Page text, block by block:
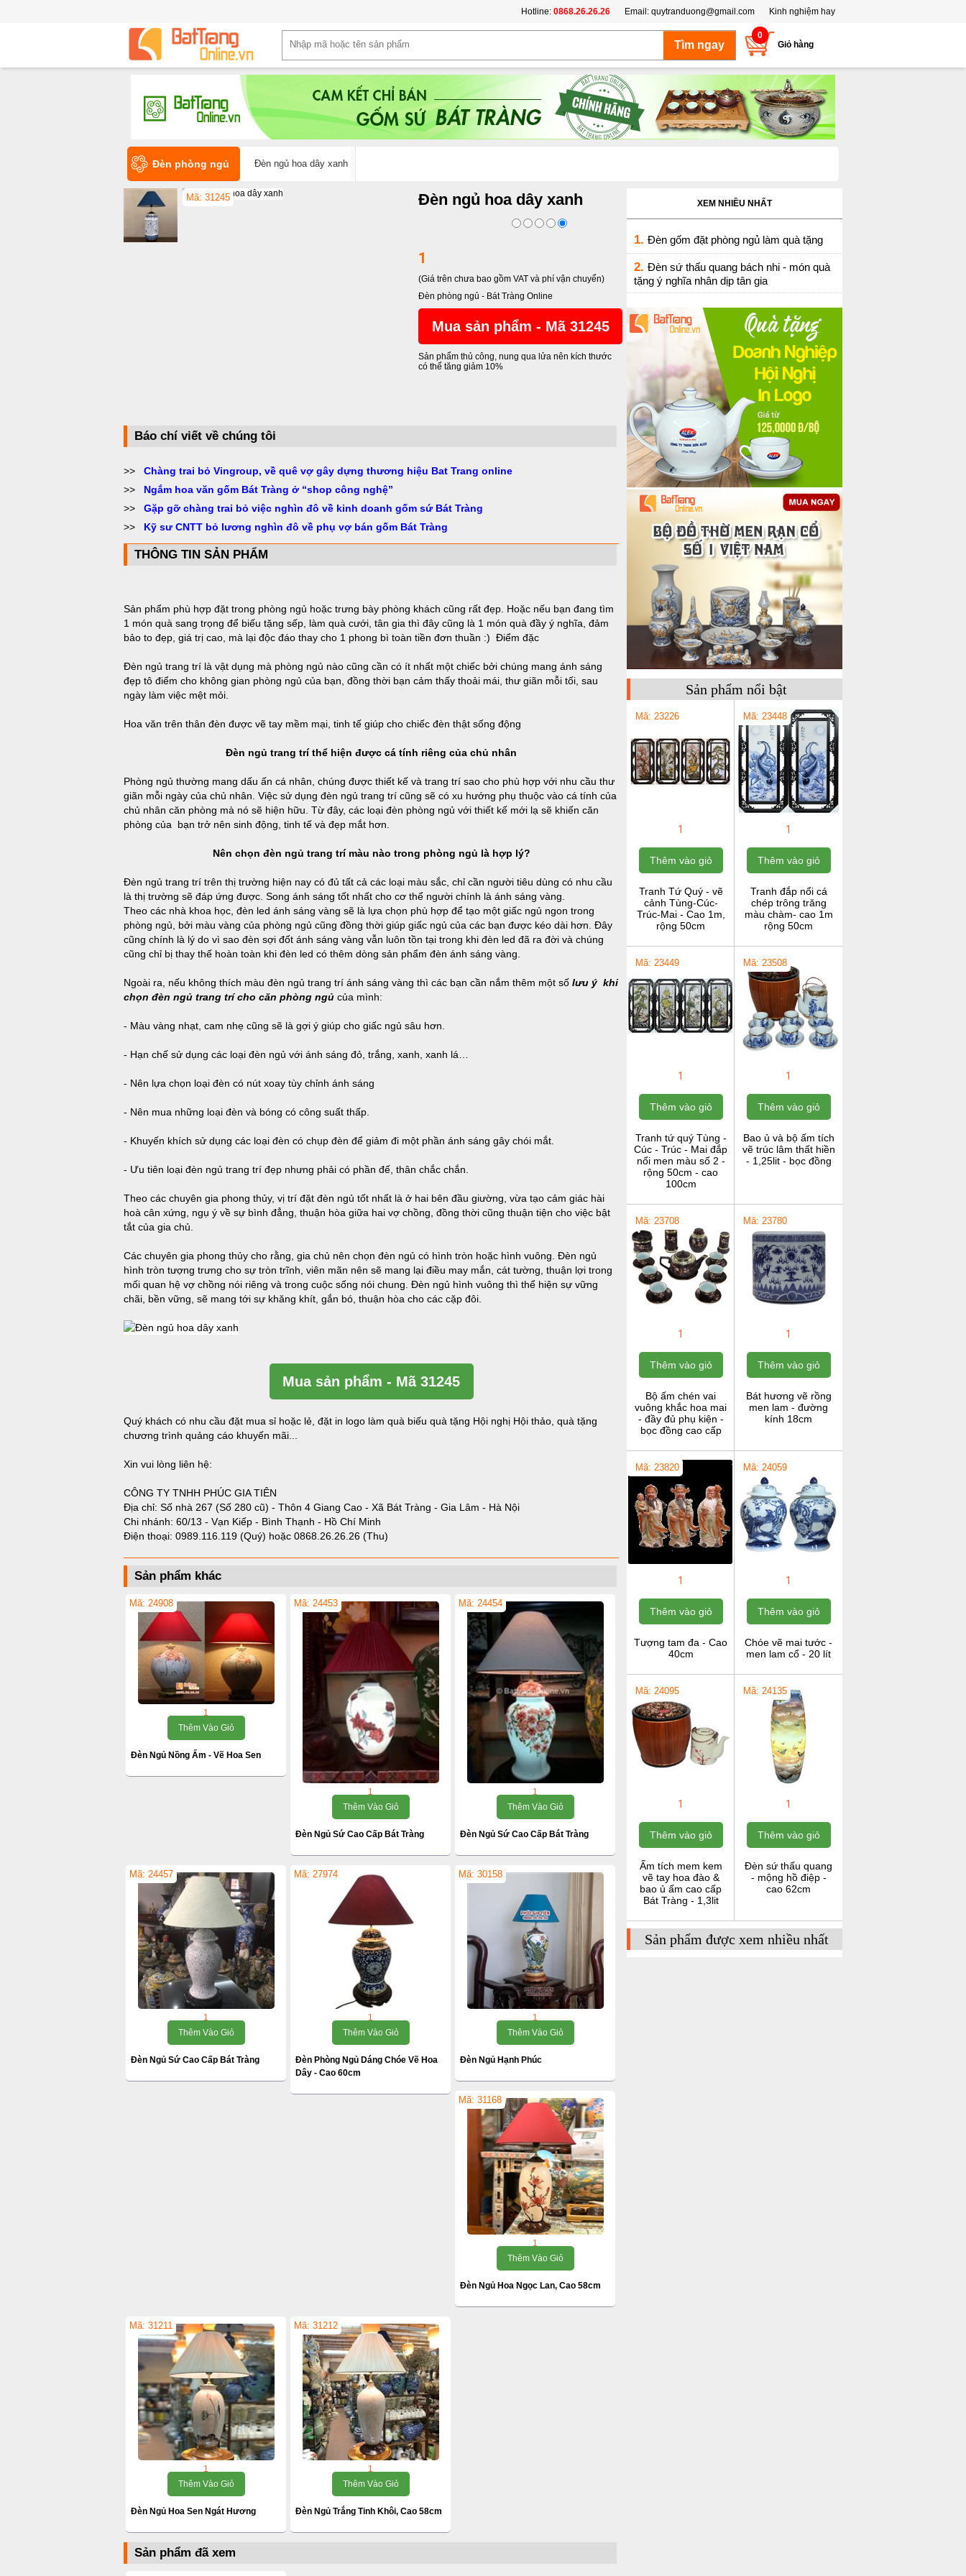
Hotline: 0868.26.26.26 Email: quytranduong@gmail.com Kinh nghiệm hay
0
Giỏ hàng
Đèn phòng ngủ Đèn ngủ hoa dây xanh
Mã: 31245 Đèn ngủ hoa dây xanh
1
(Giá trên chưa bao gồm VAT và phí vận chuyển)
Đèn phòng ngủ - Bát Tràng Online
Mua sản phẩm - Mã 31245
Sản phẩm thủ công, nung qua lửa nên kích thước
có thể tăng giảm 10%
Báo chí viết về chúng tôi
>> Chàng trai bỏ Vingroup, về quê vợ gây dựng thương hiệu Bat Trang online
>> Ngắm hoa văn gốm Bát Tràng ở “shop công nghệ”
>> Gặp gỡ chàng trai bỏ việc nghìn đô về kinh doanh gốm sứ Bát Tràng
>> Kỹ sư CNTT bỏ lương nghìn đô về phụ vợ bán gốm Bát Tràng
THÔNG TIN SẢN PHẨM
Sản phẩm phù hợp đặt trong phòng ngủ hoặc trưng bày phòng khách cũng rất đẹp. Hoặc nếu bạn đang tìm
1 món quà sang trọng để biếu tặng sếp, làm quà cưới, tân gia thì đây cũng là 1 món quà đầy ý nghĩa, đảm
bảo to đẹp, giá trị cao, mà lại độc đáo thay cho 1 phong bì toàn tiền đơn thuần :) Điểm đặc
Đèn ngủ trang trí là vật dụng mà phòng ngủ nào cũng cần có ít nhất một chiếc bởi chúng mang ánh sáng
đẹp tô điểm cho không gian phòng ngủ của bạn, đồng thời bạn cảm thấy thoải mái, thư giãn mỗi tối, sau
ngày làm việc mệt mỏi.
Hoa văn trên thân đèn được vẽ tay mềm mại, tinh tế giúp cho chiếc đèn thật sống động
Đèn ngủ trang trí thể hiện được cá tính riêng của chủ nhân
Phòng ngủ thường mang dấu ấn cá nhân, chúng được thiết kế và trang trí sao cho phù hợp với nhu cầu thư
giãn mỗi ngày của chủ nhân. Việc sử dụng đèn ngủ trang trí cũng sẽ có xu hướng phụ thuộc vào cá tính của
chủ nhân căn phòng mà nó sẽ hiện hữu. Từ đây, các loại đèn phòng ngủ với thiết kế mới lạ sẽ khiến căn
phòng của bạn trở nên sinh động, tinh tế và đẹp mắt hơn.
Nên chọn đèn ngủ trang trí màu nào trong phòng ngủ là hợp lý?
Đèn ngủ trang trí trên thị trường hiện nay có đủ tất cả các loại màu sắc, chỉ cần người tiêu dùng có nhu cầu
là thị trường sẽ đáp ứng được. Song ánh sáng tốt nhất cho cơ thể người chính là ánh sáng vàng.
Theo các nhà khoa học, đèn led ánh sáng vàng sẽ là lựa chọn phù hợp để tạo một giấc ngủ ngon trong
phòng ngủ, bởi màu vàng của phòng ngủ cũng đồng thời giúp giấc ngủ của các bạn được kéo dài hơn. Đây
cũng chính là lý do vì sao đèn sợi đốt ánh sáng vàng vẫn luôn tồn tại trong khi đèn led đã ra đời và chúng
cũng chỉ bị thay thế hoàn toàn khi đèn led có thêm dòng sản phẩm đèn ánh sáng vàng.
Ngoài ra, nếu không thích màu đèn ngủ trang trí ánh sáng vàng thì các bạn cần nắm thêm một số lưu ý khi
chọn đèn ngủ trang trí cho căn phòng ngủ của mình:
- Màu vàng nhạt, cam nhẹ cũng sẽ là gợi ý giúp cho giấc ngủ sâu hơn.
- Hạn chế sử dụng các loại đèn ngủ với ánh sáng đỏ, trắng, xanh, xanh lá…
- Nên lựa chọn loại đèn có nút xoay tùy chỉnh ánh sáng
- Nên mua những loại đèn và bóng có công suất thấp.
- Khuyến khích sử dụng các loại đèn có chụp đèn để giảm đi một phần ánh sáng gây chói mắt.
- Ưu tiên loại đèn ngủ trang trí đẹp nhưng phải có phần đế, thân chắc chắn.
Theo các chuyên gia phong thủy, vị trí đặt đèn ngủ tốt nhất là ở hai bên đầu giường, vừa tạo cảm giác hài
hoà cân xứng, ngụ ý về sự bình đẳng, thuận hòa giữa hai vợ chồng, đồng thời cũng thuận tiện cho việc bật
tắt của gia chủ.
Các chuyên gia phong thủy cho rằng, gia chủ nên chọn đèn ngủ có hình tròn hoặc hình vuông. Đèn ngủ
hình tròn tượng trưng cho sự tròn trĩnh, viên mãn nên sẽ mang lại điều may mắn, cát tường, thuận lợi trong
mối quan hệ vợ chồng nói riêng và trong cuộc sống nói chung. Đèn ngủ hình vuông thì thể hiện sự vững
chãi, bền vững, sẽ mang tới sự khăng khít, gắn bó, thuận hòa cho các cặp đôi.
Mua sản phẩm - Mã 31245
Quý khách có nhu cầu đặt mua sỉ hoặc lẻ, đặt in logo làm quà biếu quà tặng Hội nghị Hội thảo, quà tặng
chương trình quảng cáo khuyến mãi...
Xin vui lòng liên hệ:
CÔNG TY TNHH PHÚC GIA TIÊN
Địa chỉ: Số nhà 267 (Số 280 cũ) - Thôn 4 Giang Cao - Xã Bát Tràng - Gia Lâm - Hà Nội
Chi nhánh: 60/13 - Vạn Kiếp - Bình Thạnh - Hồ Chí Minh
Điện thoại: 0989.116.119 (Quý) hoặc 0868.26.26.26 (Thu)
Sản phẩm khác
Mã: 24908
1
Thêm Vào Giỏ
Đèn Ngủ Nồng Ấm - Vẽ Hoa Sen
Mã: 24453
1
Thêm Vào Giỏ
Đèn Ngủ Sứ Cao Cấp Bát Tràng
Mã: 24454
1
Thêm Vào Giỏ
Đèn Ngủ Sứ Cao Cấp Bát Tràng
Mã: 24457
1
Thêm Vào Giỏ
Đèn Ngủ Sứ Cao Cấp Bát Tràng
Mã: 27974
1
Thêm Vào Giỏ
Đèn Phòng Ngủ Dáng Chóe Vẽ Hoa
Dây - Cao 60cm
Mã: 30158
1
Thêm Vào Giỏ
Đèn Ngủ Hạnh Phúc
Mã: 31168
1
Thêm Vào Giỏ
Đèn Ngủ Hoa Ngọc Lan, Cao 58cm
Mã: 31211
1
Thêm Vào Giỏ
Đèn Ngủ Hoa Sen Ngát Hương
Mã: 31212
1
Thêm Vào Giỏ
Đèn Ngủ Trắng Tinh Khôi, Cao 58cm
Sản phẩm đã xem
XEM NHIỀU NHẤT
1. Đèn gốm đặt phòng ngủ làm quà tặng
2. Đèn sứ thấu quang bách nhi - món quà
tặng ý nghĩa nhân dịp tân gia
Sản phẩm nổi bật
Mã: 23226
1
Thêm vào giỏ
Tranh Tứ Quý - vẽ
cảnh Tùng-Cúc-
Trúc-Mai - Cao 1m,
rộng 50cm
Mã: 23448
1
Thêm vào giỏ
Tranh đắp nổi cá
chép trông trăng
màu chàm- cao 1m
rộng 50cm
Mã: 23449
1
Thêm vào giỏ
Tranh tứ quý Tùng -
Cúc - Trúc - Mai đắp
nổi men màu số 2 -
rộng 50cm - cao
100cm
Mã: 23508
1
Thêm vào giỏ
Bao ủ và bộ ấm tích
vẽ trúc lâm thất hiền
- 1,25lit - bọc đồng
Mã: 23708
1
Thêm vào giỏ
Bộ ấm chén vai
vuông khắc hoa mai
- đầy đủ phụ kiện -
bọc đồng cao cấp
Mã: 23780
1
Thêm vào giỏ
Bát hương vẽ rồng
men lam - đường
kính 18cm
Mã: 23820
1
Thêm vào giỏ
Tượng tam đa - Cao
40cm
Mã: 24059
1
Thêm vào giỏ
Chóe vẽ mai tước -
men lam cổ - 20 lít
Mã: 24095
1
Thêm vào giỏ
Ấm tích mem kem
vẽ tay hoa đào &
bao ủ ấm cao cấp
Bát Tràng - 1,3lit
Mã: 24135
1
Thêm vào giỏ
Đèn sứ thấu quang
- mộng hồ điệp -
cao 62cm
Sản phẩm được xem nhiều nhất